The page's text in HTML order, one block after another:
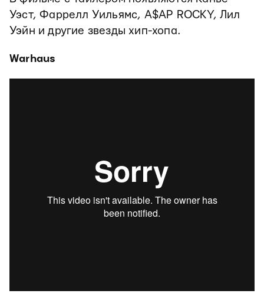
Уэст, Фаррелл Уильямс, A$AP ROCKY, Лил
Уэйн и другие звезды хип-хопа.
Warhaus